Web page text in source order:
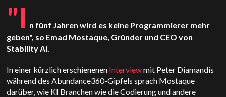
"I n fünf Jahren wird es keine Programmierer mehr
geben", so Emad Mostaque, Gründer und CEO von
Stability AI.
In einer kürzlich erschienenen Interviewmit Peter Diamandis
während des Abundance360-Gipfels sprach Mostaque
darüber, wie KI Branchen wie die Codierung und andere